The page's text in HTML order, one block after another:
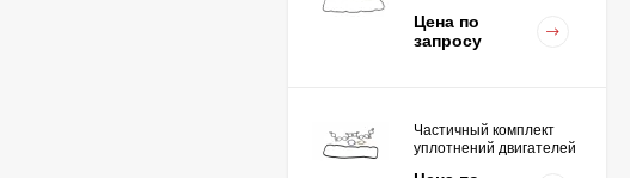
Цена по
запросу
Частичный комплект
уплотнений двигателей